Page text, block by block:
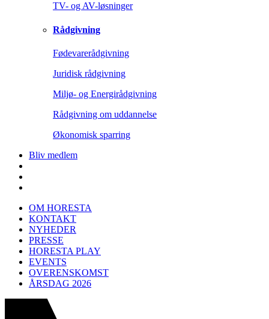
TV- og AV-løsninger
Rådgivning
Fødevarerådgivning
Juridisk rådgivning
Miljø- og Energirådgivning
Rådgivning om uddannelse
Økonomisk sparring
Bliv medlem
OM HORESTA
KONTAKT
NYHEDER
PRESSE
HORESTA PLAY
EVENTS
OVERENSKOMST
ÅRSDAG 2026